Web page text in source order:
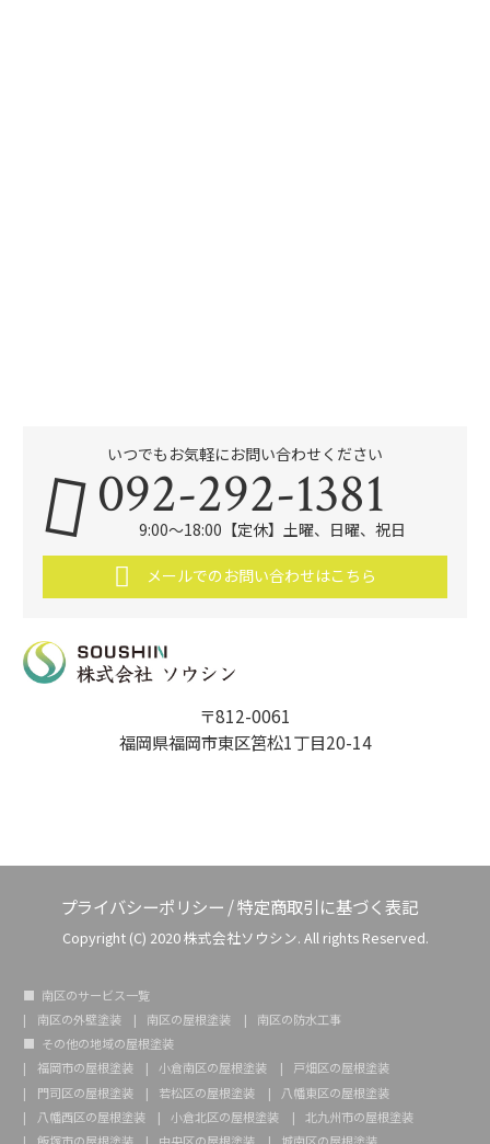
〒812-0061
福岡県福岡市東区筥松1丁目20-14
いつでもお気軽にお問い合わせください
092-292-1381
9:00～18:00【定休】土曜、日曜、祝日
メールでのお問い合わせはこちら
プライバシーポリシー /特定商取引に基づく表記
Copyright (C) 2020 株式会社ソウシン. All rights Reserved.
南区のサービス一覧
南区の外壁塗装
南区の屋根塗装
南区の防水工事
その他の地域の屋根塗装
福岡市の屋根塗装
小倉南区の屋根塗装
戸畑区の屋根塗装
門司区の屋根塗装
若松区の屋根塗装
八幡東区の屋根塗装
八幡西区の屋根塗装
小倉北区の屋根塗装
北九州市の屋根塗装